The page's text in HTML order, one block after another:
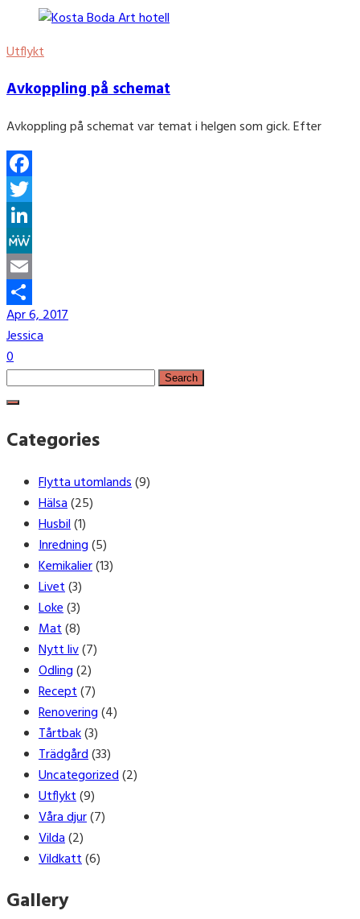
Utflykt
Avkoppling på schemat
Avkoppling på schemat var temat i helgen som gick. Efter
Facebook
Twitter
LinkedIn
MeWe
Email
Share
Apr 6, 2017
Jessica
0
Search
for:
Categories
Flytta utomlands(9)
Hälsa(25)
Husbil(1)
Inredning(5)
Kemikalier(13)
Livet(3)
Loke(3)
Mat(8)
Nytt liv(7)
Odling(2)
Recept(7)
Renovering(4)
Tårtbak(3)
Trädgård(33)
Uncategorized(2)
Utflykt(9)
Våra djur(7)
Vilda(2)
Vildkatt(6)
Gallery